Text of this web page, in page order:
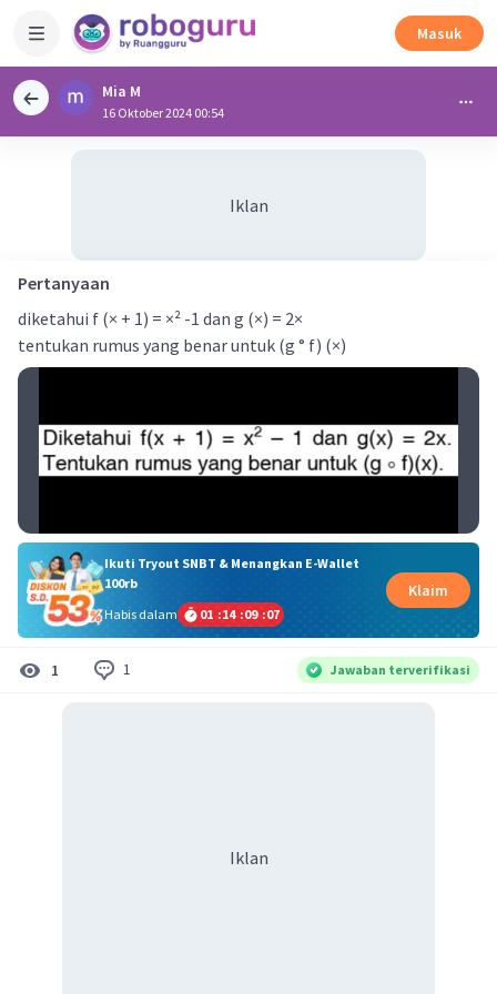
Masuk
Mia M
16 Oktober 2024 00:54
Iklan
Pertanyaan
diketahui f (× + 1) = ×² -1 dan g (×) = 2×
tentukan rumus yang benar untuk (g ° f) (×)
Ikuti Tryout SNBT & Menangkan E-Wallet
100rb
Habis dalam
01 :14 :09 :07
Klaim
1 1 Jawaban terverifikasi
Iklan